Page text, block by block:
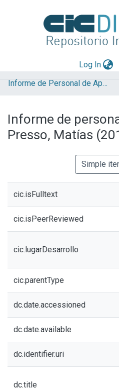
Log In
Explorar
Aportar material
Informe de Personal de Apoyo
Informe de
Presso, Matías
Simple
cic.isFulltext
cic.isPeerReviewed
cic.lugarDesarrollo
cic.parentType
dc.date.accessioned
dc.date.available
dc.identifier.uri
dc.title